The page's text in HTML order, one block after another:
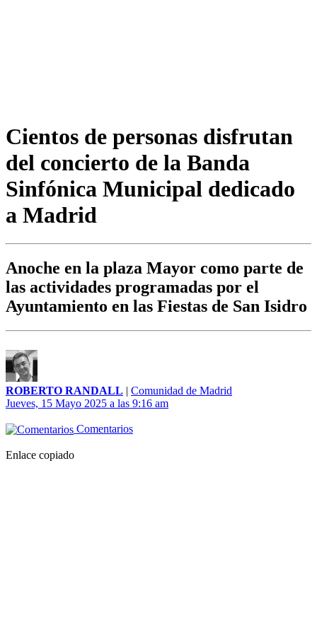
Cientos de personas disfrutan
del concierto de la Banda
Sinfónica Municipal dedicado
a Madrid
Anoche en la plaza Mayor como parte de
las actividades programadas por el
Ayuntamiento en las Fiestas de San Isidro
ROBERTO RANDALL | Comunidad de Madrid
Jueves, 15 Mayo 2025 a las 9:16 am
Comentarios
Enlace copiado